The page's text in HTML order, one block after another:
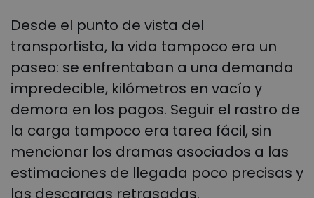
Desde el punto de vista del
transportista, la vida tampoco era un
paseo: se enfrentaban a una demanda
impredecible, kilómetros en vacío y
demora en los pagos. Seguir el rastro de
la carga tampoco era tarea fácil, sin
mencionar los dramas asociados a las
estimaciones de llegada poco precisas y
las descargas retrasadas.